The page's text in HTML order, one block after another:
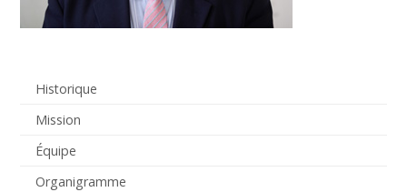
Historique
Mission
Équipe
Organigramme